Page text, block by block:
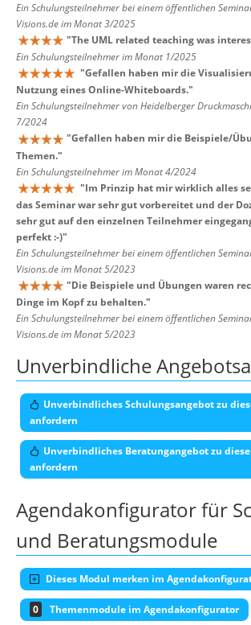
Ein Schulungsteilnehmer bei einem öffentlichen
Visions.de im Monat 3/2025
"The UML related teaching was
Ein Schulungsteilnehmer im Monat 1/2025
"Gefallen haben mir die
Nutzung eines Online-Whiteboards."
Ein Schulungsteilnehmer von Heidelberger
7/2024
"Gefallen haben mir die Beispiele/
Themen."
Ein Schulungsteilnehmer im Monat 4/2024
"Im Prinzip hat mir wirklich alles
das Seminar war sehr gut vorbereitet und der
sehr gut auf den einzelnen Teilnehmer
perfekt :-)"
Ein Schulungsteilnehmer bei einem öffentlichen
Visions.de im Monat 5/2023
"Die Beispiele und Übungen waren
Dinge im Kopf zu behalten."
Ein Schulungsteilnehmer bei einem öffentlichen
Visions.de im Monat 5/2023
Unverbindliche
Unverbindliches Schulungsangebot zu
anfordern
Unverbindliches Beratungangebot zu
anfordern
Agendakonfigurator für
und Beratungsmodule
Dieses Modul merken im
0 Themenmodule im Agendakonfigurator